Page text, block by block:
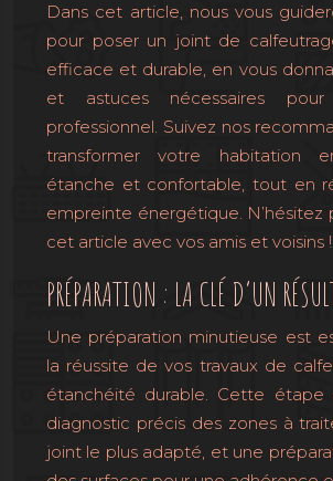
Dans cet article, nous vous
pour poser un joint de
efficace et durable, en vous
et astuces nécessaires
professionnel. Suivez nos
transformer votre habitation
étanche et confortable, tout en
empreinte énergétique. N’hésitez
cet article avec vos amis et voisins !
PRÉPARATION : LA CLÉ D’UN
Une préparation minutieuse est
la réussite de vos travaux de
étanchéité durable. Cette étape
diagnostic précis des zones à
joint le plus adapté, et une